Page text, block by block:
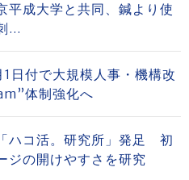
成大学と共同、鍼より使
...
日付で大規模人事・機構改
体制強化へ
ハコ活。研究所」発足 初
ジの開けやすさを研究